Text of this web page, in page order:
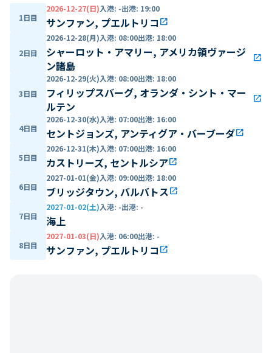
1日目
2026-12-27(日)入港: -出港: 19:00
サンファン, プエルトリコ open_in_new
2日目
2026-12-28(月)入港: 08:00出港: 18:00
シャーロット・アマリー, アメリカ領ヴァージ
ン諸島
open_in_new
3日目
2026-12-29(火)入港: 08:00出港: 18:00
フィリップスバーグ, オランダ・シント・マー
ルテン
open_in_new
4日目
2026-12-30(水)入港: 07:00出港: 16:00
セントジョンズ, アンティグア・バーブーダopen_in_new
5日目
2026-12-31(木)入港: 07:00出港: 16:00
カストリーズ, セントルシアopen_in_new
6日目
2027-01-01(金)入港: 09:00出港: 18:00
ブリッジタウン, バルバトスopen_in_new
7日目
2027-01-02(土)入港: -出港: -
海上
8日目
2027-01-03(日)入港: 06:00出港: -
サンファン, プエルトリコ open_in_new